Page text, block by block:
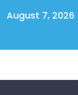
Shop
August 7, 2026